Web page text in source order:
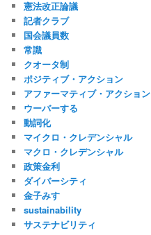
憲法改正論議
記者クラブ
国会議員数
常識
クオータ制
ポジティブ・アクション
アファーマティブ・アクション
ウーバーする
動詞化
マイクロ・クレデンシャル
マクロ・クレデンシャル
政策金利
ダイバーシティ
金子みすゞ
sustainability
サステナビリティ